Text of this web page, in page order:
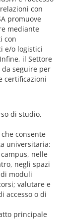
con
promuove
mediante
con
e/o logistici
il Settore
seguire per
certificazioni
di studio,
che consente
universitaria:
nelle
negli spazi
moduli
valutare e
accesso o di
principale